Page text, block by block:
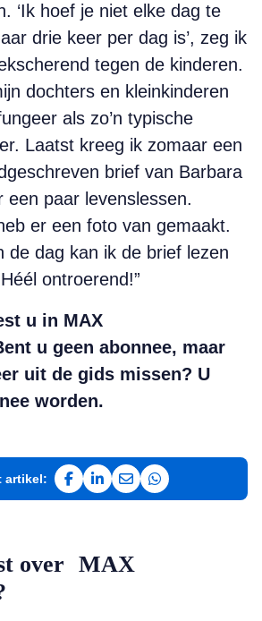
‘Ik hoef je niet elke dag te
drie keer per dag is’, zeg ik
tegen de kinderen.
dochters en kleinkinderen
als zo’n typische
Laatst kreeg ik zomaar een
brief van Barbara
een paar levenslessen.
er een foto van gemaakt.
de dag kan ik de brief lezen
ontroerend!”
u in MAX
u geen abonnee, maar
uit de gids missen? U
worden.
artikel:
Deel op Facebook
Deel op LinkedIn
Deel via e-mail
Deel via
over MAX